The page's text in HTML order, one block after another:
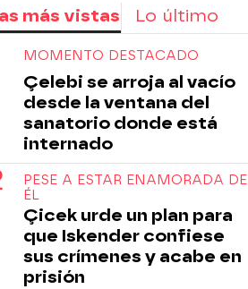
más vistas Lo último
MOMENTO DESTACADO
Çelebi se arroja al vacío
desde la ventana del
sanatorio donde está
internado
PESE A ESTAR ENAMORADA DE
ÉL
Çicek urde un plan para
que Iskender confiese
sus crímenes y acabe en
prisión